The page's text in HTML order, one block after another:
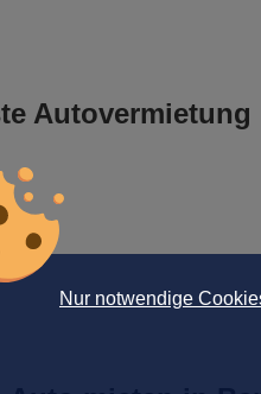
Nur notwendige
Autovermietung